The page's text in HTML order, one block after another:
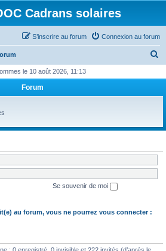
Cadrans solaires
Connexion au forum
S’inscrire au forum
h
r
le 10 août 2026, 11:13
Forum
Se souvenir de moi
au forum, vous ne pourrez vous connecter :